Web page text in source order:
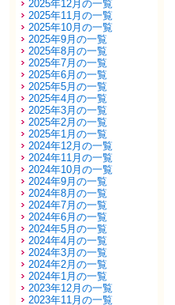
2025年12月の一覧
2025年11月の一覧
2025年10月の一覧
2025年9月の一覧
2025年8月の一覧
2025年7月の一覧
2025年6月の一覧
2025年5月の一覧
2025年4月の一覧
2025年3月の一覧
2025年2月の一覧
2025年1月の一覧
2024年12月の一覧
2024年11月の一覧
2024年10月の一覧
2024年9月の一覧
2024年8月の一覧
2024年7月の一覧
2024年6月の一覧
2024年5月の一覧
2024年4月の一覧
2024年3月の一覧
2024年2月の一覧
2024年1月の一覧
2023年12月の一覧
2023年11月の一覧